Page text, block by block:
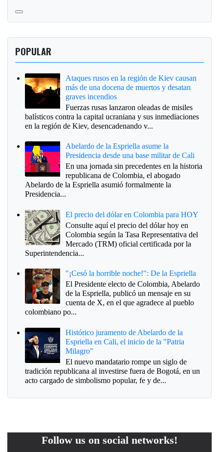
POPULAR
Ataques rusos en la región de Kiev causan
más de una docena de muertos y desatan
graves incendios
Fuerzas rusas lanzaron oleadas de misiles
balísticos contra la capital ucraniana y sus inmediaciones
en la región de Kiev, desencadenando v...
Abelardo de la Espriella asume la
Presidencia desde una base militar de Cali
En una jornada sin precedentes en la historia
republicana de Colombia, el abogado
Abelardo de la Espriella asumió formalmente la
Presidencia...
El precio del dólar en Colombia para HOY
Consulte aquí el precio del dólar hoy en
Colombia según la Tasa Representativa del
Mercado (TRM) oficial certificada por la
Superintendencia...
"¡Cesó la horrible noche!": De la Espriella
El Presidente electo de Colombia, Abelardo
de la Espriella, publicó un mensaje en su
cuenta de X, en el que agradece al pueblo
colombiano po...
Histórico juramento de Abelardo de la
Espriella en Cali, el inicio de la "Patria
Milagro"
El nuevo mandatario rompe un siglo de
tradición republicana al investirse fuera de Bogotá, en un
acto cargado de simbolismo popular, fe y de...
Follow us on social networks!